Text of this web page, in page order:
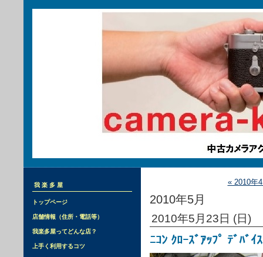
我楽多屋
トップページ
店舗情報（住所・電話等）
我楽多屋ってどんな店？
上手く利用するコツ
« 2010年
2010年5月
2010年5月23日 (日)
ﾆｺﾝ ｸﾛｰｽﾞｱｯﾌﾟ ﾃﾞﾊﾞｲｽ